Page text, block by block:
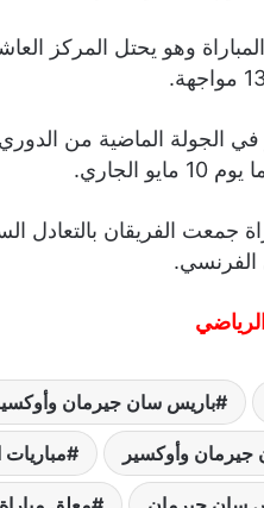
الجولة الماضية من
الجاري.
الفرنسي.
باريس سان جيرمان
جيرمان وأوكسير